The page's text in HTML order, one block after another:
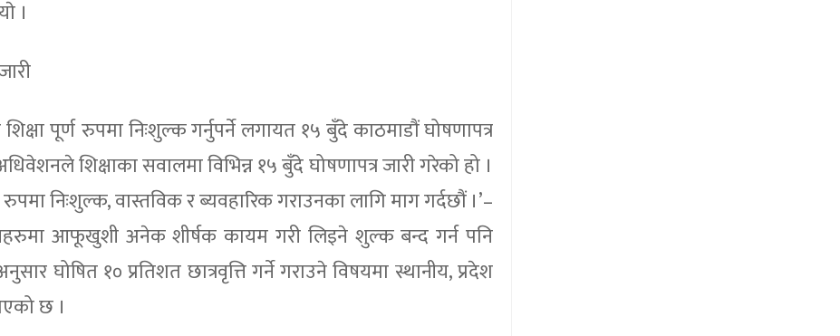
।
पूर्ण रुपमा निःशुल्क गर्नुपर्ने लगायत १५ बुँदे काठमाडौं घोषणापत्र
शिक्षाका सवालमा विभिन्न १५ बुँदे घोषणापत्र जारी गरेको हो ।
निःशुल्क, वास्तविक र ब्यवहारिक गराउनका लागि माग गर्दछौं ।’–
आफूखुशी अनेक शीर्षक कायम गरी लिइने शुल्क बन्द गर्न पनि
घोषित १० प्रतिशत छात्रवृत्ति गर्ने गराउने विषयमा स्थानीय, प्रदेश
छ ।